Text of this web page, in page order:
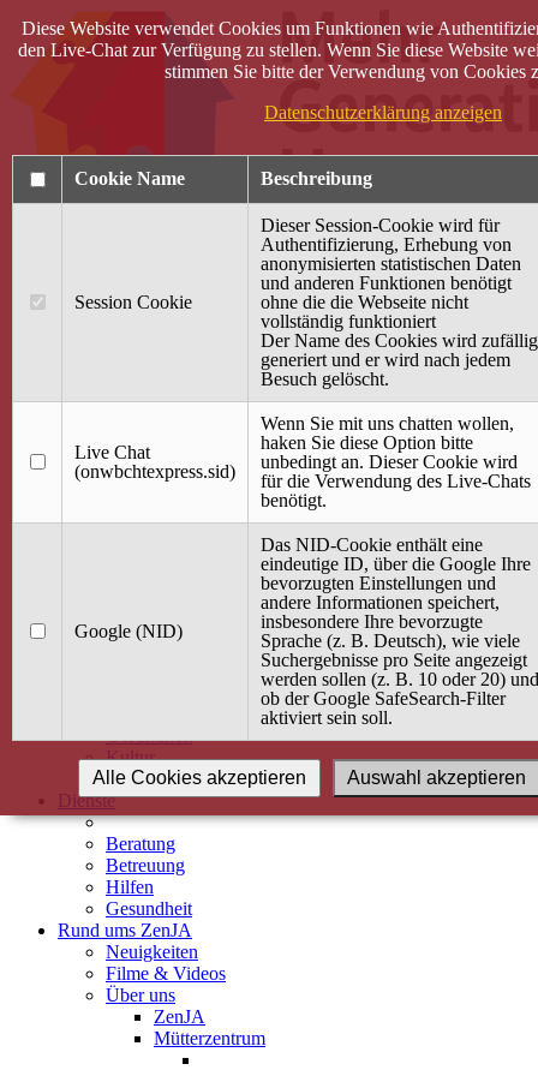
40 Jahre Mütterzentrum
Terminkalender
Gemeinsam aktiv
Gemeinsam unterwegs
wirFAIRändern
Angebot / Kurs suchen
Babybauch & Elternschaft
Gesundheit
Kultur
Alle Kurse
Dienste
Beratung
Betreuung
Hilfen
Gesundheit
Rund ums ZenJA
Neuigkeiten
Filme & Videos
Über uns
ZenJA
Mütterzentrum
Diese Website verwendet Cookies um Funktionen wie
den Live-Chat zur Verfügung zu stellen. Wenn Sie diese Website
stimmen Sie bitte der Verwendung von Cookies
Datenschutzerklärung anzeigen
Cookie Name Beschreibung
Session Cookie
Dieser Session-Cookie wird für
Authentifizierung, Erhebung von
anonymisierten statistischen Daten
und anderen Funktionen benötigt
ohne die die Webseite nicht
vollständig funktioniert
Der Name des Cookies wird zufällig
generiert und er wird nach jedem
Besuch gelöscht.
Live Chat
(onwbchtexpress.sid)
Wenn Sie mit uns chatten wollen,
haken Sie diese Option bitte
unbedingt an. Dieser Cookie wird
für die Verwendung des Live-Chats
benötigt.
Google (NID)
Das NID-Cookie enthält eine
eindeutige ID, über die Google Ihre
bevorzugten Einstellungen und
andere Informationen speichert,
insbesondere Ihre bevorzugte
Sprache (z. B. Deutsch), wie viele
Suchergebnisse pro Seite angezeigt
werden sollen (z. B. 10 oder 20) und
ob der Google SafeSearch-Filter
aktiviert sein soll.
Auswahl akzeptieren
Alle Cookies akzeptieren